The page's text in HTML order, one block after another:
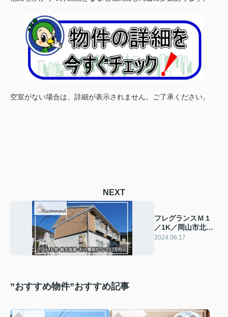
空室がない場合は、詳細が表示されません。ご了承ください。
NEXT
フレグランスＭ１
／1K／岡山市北区
津島福居
2024.06.17
”おすすめ物件”おすすめ記事